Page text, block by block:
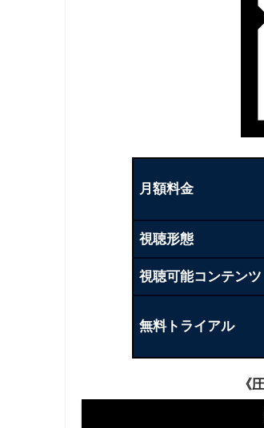
月額料金
視聴形態
視聴可能コンテンツ
無料トライアル
《